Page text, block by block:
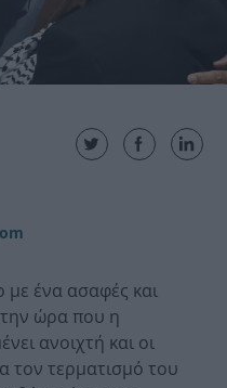
με ένα ασαφές και
ώρα που η
ανοιχτή και οι
τον τερματισμό του